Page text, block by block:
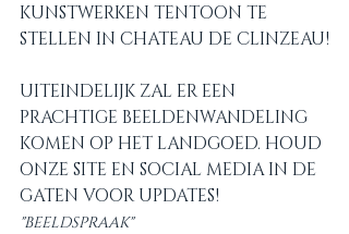
KUNSTWERKEN TENTOON TE
STELLEN IN CHATEAU DE CLINZEAU!
UITEINDELIJK ZAL ER EEN
PRACHTIGE BEELDENWANDELING
KOMEN OP HET LANDGOED. HOUD
ONZE SITE EN SOCIAL MEDIA IN DE
GATEN VOOR UPDATES!
"BEELDSPRAAK"